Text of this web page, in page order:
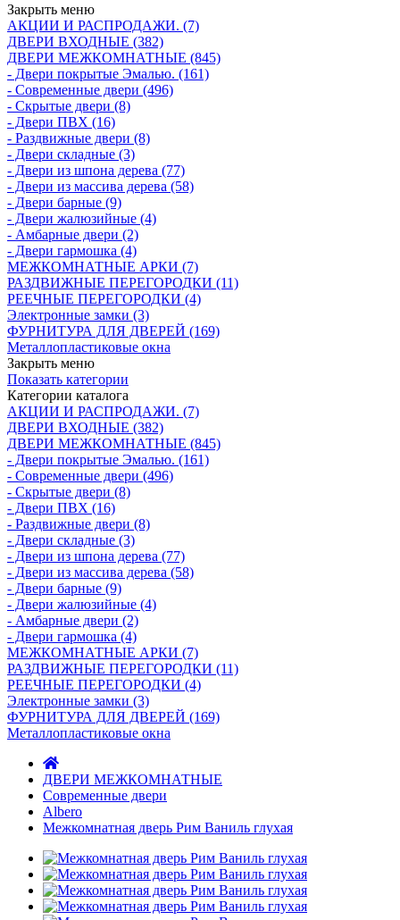
Закрыть меню
АКЦИИ И РАСПРОДАЖИ. (7)
ДВЕРИ ВХОДНЫЕ (382)
ДВЕРИ МЕЖКОМНАТНЫЕ (845)
- Двери покрытые Эмалью. (161)
- Современные двери (496)
- Скрытые двери (8)
- Двери ПВХ (16)
- Раздвижные двери (8)
- Двери складные (3)
- Двери из шпона дерева (77)
- Двери из массива дерева (58)
- Двери барные (9)
- Двери жалюзийные (4)
- Амбарные двери (2)
- Двери гармошка (4)
МЕЖКОМНАТНЫЕ АРКИ (7)
РАЗДВИЖНЫЕ ПЕРЕГОРОДКИ (11)
РЕЕЧНЫЕ ПЕРЕГОРОДКИ (4)
Электронные замки (3)
ФУРНИТУРА ДЛЯ ДВЕРЕЙ (169)
Металлопластиковые окна
Закрыть меню
Показать категории
Категории каталога
АКЦИИ И РАСПРОДАЖИ. (7)
ДВЕРИ ВХОДНЫЕ (382)
ДВЕРИ МЕЖКОМНАТНЫЕ (845)
- Двери покрытые Эмалью. (161)
- Современные двери (496)
- Скрытые двери (8)
- Двери ПВХ (16)
- Раздвижные двери (8)
- Двери складные (3)
- Двери из шпона дерева (77)
- Двери из массива дерева (58)
- Двери барные (9)
- Двери жалюзийные (4)
- Амбарные двери (2)
- Двери гармошка (4)
МЕЖКОМНАТНЫЕ АРКИ (7)
РАЗДВИЖНЫЕ ПЕРЕГОРОДКИ (11)
РЕЕЧНЫЕ ПЕРЕГОРОДКИ (4)
Электронные замки (3)
ФУРНИТУРА ДЛЯ ДВЕРЕЙ (169)
Металлопластиковые окна
ДВЕРИ МЕЖКОМНАТНЫЕ
Современные двери
Albero
Межкомнатная дверь Рим Ваниль глухая